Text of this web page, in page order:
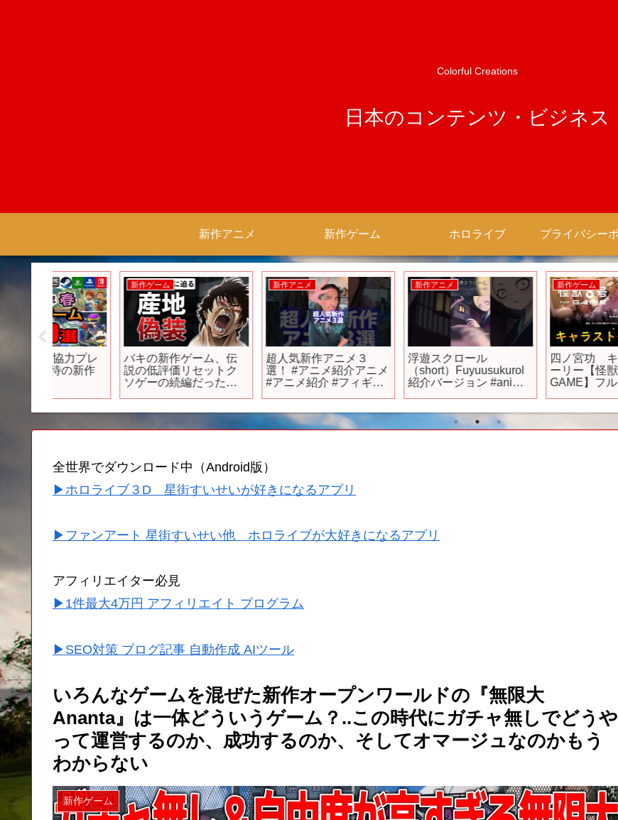
Colorful Creations
日本のコンテンツ・ビジネス
新作アニメ 新作ゲーム ホロライブ
新作ゲーム
バキの新作ゲーム、伝
説の低評価リセットク
ソゲーの続編だった
新作アニメ
超人気新作アニメ３
選！ #アニメ紹介アニメ
#アニメ紹介 #フィギュ
新作アニメ
浮遊スクロール
（short）Fuyuusukurol
紹介バージョン #anime
新作ゲーム
四ノ宮功 キャラスト
ーリー【怪獣8号 THE
GAME】フルボイス
全世界でダウンロード中（Android版）
▶ホロライブ３D 星街すいせいが好きになるアプリ
▶ファンアート 星街すいせい他 ホロライブが大好きになるアプリ
アフィリエイター必見
▶1件最大4万円 アフィリエイト プログラム
▶SEO対策 ブログ記事 自動作成 AIツール
いろんなゲームを混ぜた新作オープンワールドの『無限大
Ananta』は一体どういうゲーム？..この時代にガチャ無しでどうや
って運営するのか、成功するのか、そしてオマージュなのかもう
わからない
新作ゲーム